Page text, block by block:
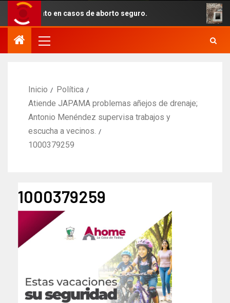
en casos de aborto seguro.
Inicio
Política
Atiende JAPAMA problemas añejos de drenaje;
Antonio Menéndez supervisa trabajos y
escucha a vecinos.
1000379259
1000379259